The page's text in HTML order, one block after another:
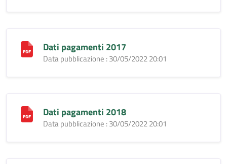
Dati pagamenti 2017
Data pubblicazione : 30/05/2022 20:01
Dati pagamenti 2018
Data pubblicazione : 30/05/2022 20:01